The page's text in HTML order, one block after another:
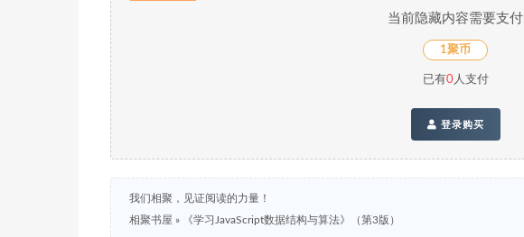
当前隐藏内容需要支付
1聚币
已有0人支付
登录购买
我们相聚，见证阅读的力量！
相聚书屋 » 《学习JavaScript数据结构与算法》（第3版）